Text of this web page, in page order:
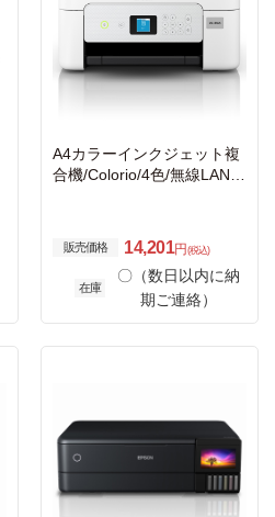
A4カラーインクジェット複
合機/Colorio/4色/無線LAN/
販売価格 14,201円 (税込)
在庫
〇（数日以内に納
期ご連絡）